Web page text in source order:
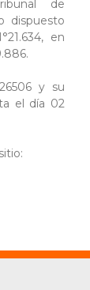
de
dispuesto
en
y su
el día 02